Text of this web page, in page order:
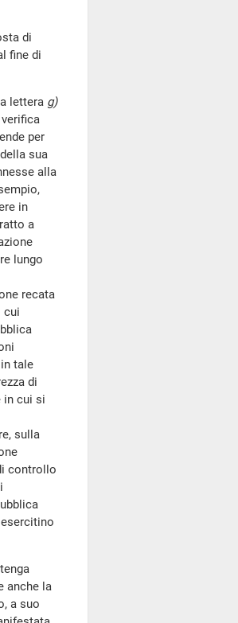
di
fine di
lettera g)
per
sua
alla
in
a
lungo
recata
cui
tale
di
in cui si
sulla
controllo
anche la
a suo